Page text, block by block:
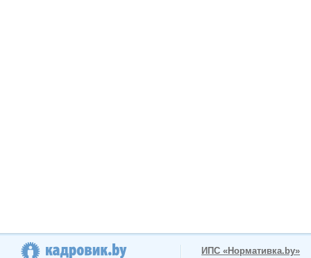
ИПС «Нормативка.by»